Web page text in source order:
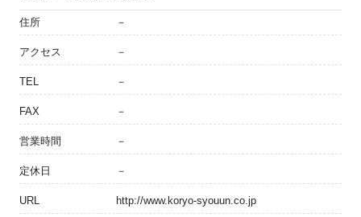
住所 －
アクセス －
TEL －
FAX －
営業時間 －
定休日 －
URL http://www.koryo-syouun.co.jp